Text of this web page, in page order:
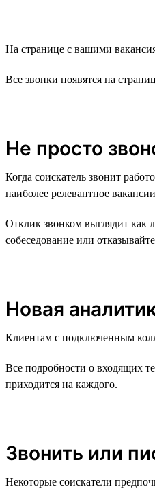
На странице с вашими
Все звонки появятся на
Не просто
Когда соискатель звонит
наиболее релевантное
Отклик звонком выглядит как
собеседование или
Новая
Клиентам с подключенным
Все подробности о входящих
приходится на каждого.
Звонить или
Некоторые соискатели